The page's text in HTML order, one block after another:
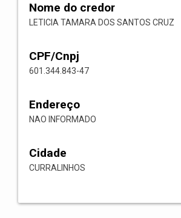
Nome do credor
LETICIA TAMARA DOS SANTOS CRUZ
CPF/Cnpj
601.344.843-47
Endereço
NAO INFORMADO
Cidade
CURRALINHOS